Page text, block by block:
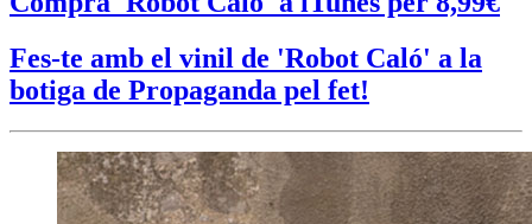
Fes-te amb el vinil de 'Robot Caló' a la
botiga de Propaganda pel fet!